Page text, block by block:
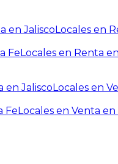
en JaliscoLocales en
FeLocales en Renta
en JaliscoLocales en
FeLocales en Venta